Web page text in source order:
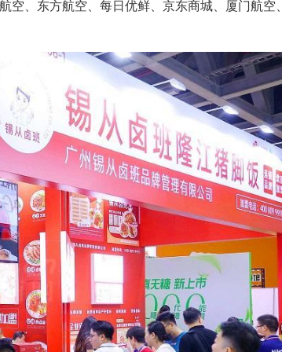
空、东方航空、每日优鲜、京东商城、厦门航空